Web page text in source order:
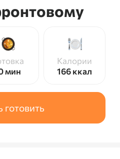
мин
Калории
166 ккал
готовить